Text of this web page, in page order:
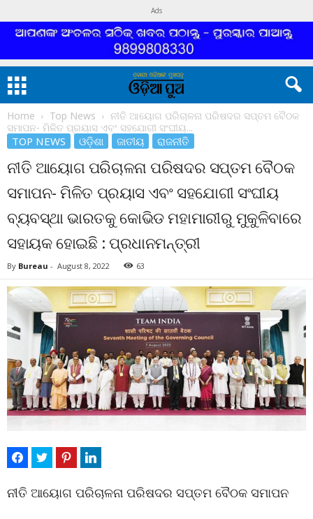
Ads
Home Top News
ନୀତି ଆୟୋଗ ପରିଚାଳନା ପରିଷଦର ସପ୍ତମ ବୈଠକ
ସମାପନ- ମିଳିତ ପ୍ରୟାସ ଏବଂ ସହଯୋଗୀ ସଂଘୀୟ...
TOP NEWS ଓଡ଼ିଶା ଜାତୀୟ ରାଜନୀତି
ନୀତି ଆୟୋଗ ପରିଚାଳନା ପରିଷଦର ସପ୍ତମ ବୈଠକ
ସମାପନ- ମିଳିତ ପ୍ରୟାସ ଏବଂ ସହଯୋଗୀ ସଂଘୀୟ
ବ୍ୟବସ୍ଥା ଭାରତକୁ କୋଭିଡ ମହାମାରୀରୁ ମୁକୁଳିବାରେ
ସହାୟକ ହୋଇଛି : ପ୍ରଧାନମନ୍ତ୍ରୀ
By Bureau - August 8, 2022 63
ନୀତି ଆୟୋଗ ପରିଚାଳନା ପରିଷଦର ସପ୍ତମ ବୈଠକ ସମାପନ